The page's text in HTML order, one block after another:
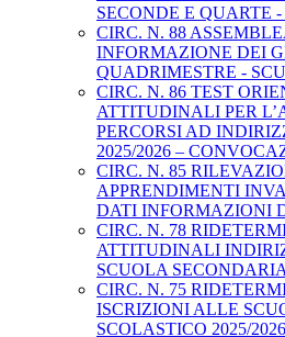
SECONDE E QUARTE
CIRC. N. 88
INFORMAZIONE DEI
QUADRIMESTRE -
CIRC. N. 86 TEST
ATTITUDINALI PER
PERCORSI AD
2025/2026 –
CIRC. N. 85
APPRENDIMENTI
DATI INFORMAZIONI
CIRC. N. 78
ATTITUDINALI
SCUOLA
CIRC. N. 75
ISCRIZIONI ALLE
SCOLASTICO 2025/2026